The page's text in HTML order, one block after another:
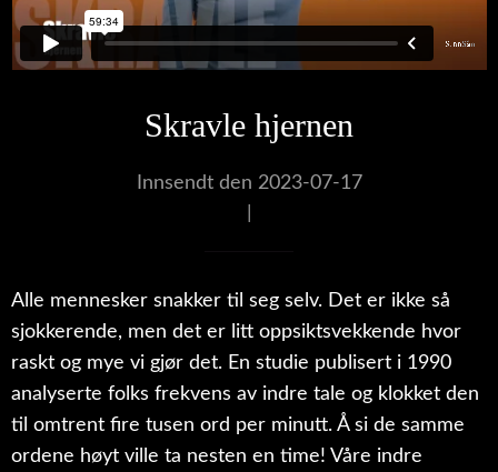
Skravle hjernen
Innsendt den 2023-07-17
Alle mennesker snakker til seg selv. Det er ikke så
sjokkerende, men det er litt oppsiktsvekkende hvor
raskt og mye vi gjør det. En studie publisert i 1990
analyserte folks frekvens av indre tale og klokket den
til omtrent fire tusen ord per minutt. Å si de samme
ordene høyt ville ta nesten en time! Våre indre